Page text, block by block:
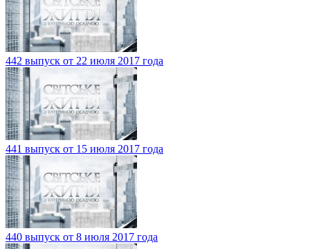
442 выпуск от 22 июля 2017 года
441 выпуск от 15 июля 2017 года
440 выпуск от 8 июля 2017 года